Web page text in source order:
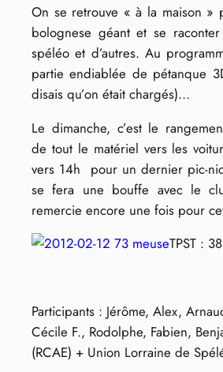
On se retrouve « à la maison »
bolognese géant et se
spéléo et d’autres. Au
partie endiablée de pétanque
disais qu’on était chargés)…
Le dimanche, c’est le
de tout le matériel vers les
vers 14h pour un dernier pic-
se fera une bouffe avec le
remercie encore une fois pour
TPST :
Participants : Jérôme, Alex,
Cécile F., Rodolphe, Fabien,
(RCAE) + Union Lorraine de